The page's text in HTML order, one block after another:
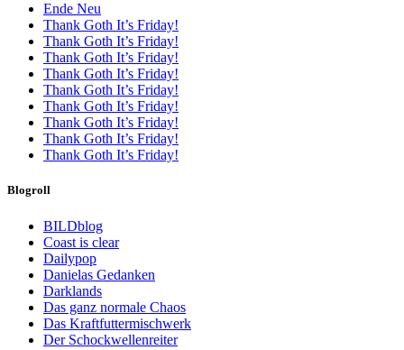
Ende Neu
Thank Goth It’s Friday!
Thank Goth It’s Friday!
Thank Goth It’s Friday!
Thank Goth It’s Friday!
Thank Goth It’s Friday!
Thank Goth It’s Friday!
Thank Goth It’s Friday!
Thank Goth It’s Friday!
Thank Goth It’s Friday!
Blogroll
BILDblog
Coast is clear
Dailypop
Danielas Gedanken
Darklands
Das ganz normale Chaos
Das Kraftfuttermischwerk
Der Schockwellenreiter